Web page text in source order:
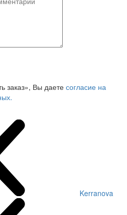
заказ», Вы даете согласие на
Kerranova